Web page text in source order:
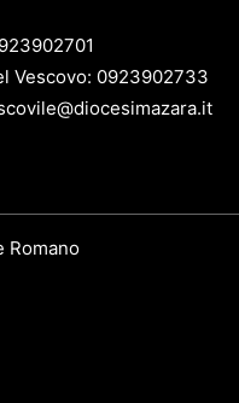
Vescovo: 0923902733
Romano